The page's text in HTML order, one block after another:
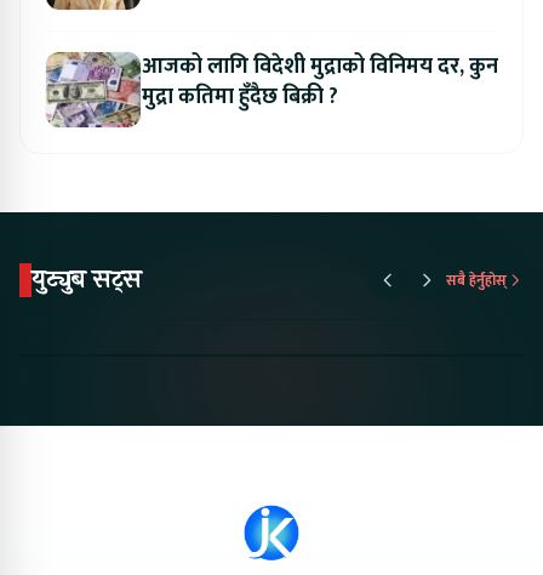
आजको लागि विदेशी मुद्राको विनिमय दर, कुन
मुद्रा कतिमा हुँदैछ बिक्री ?
युट्युब सट्स सबै हेर्नुहोस्